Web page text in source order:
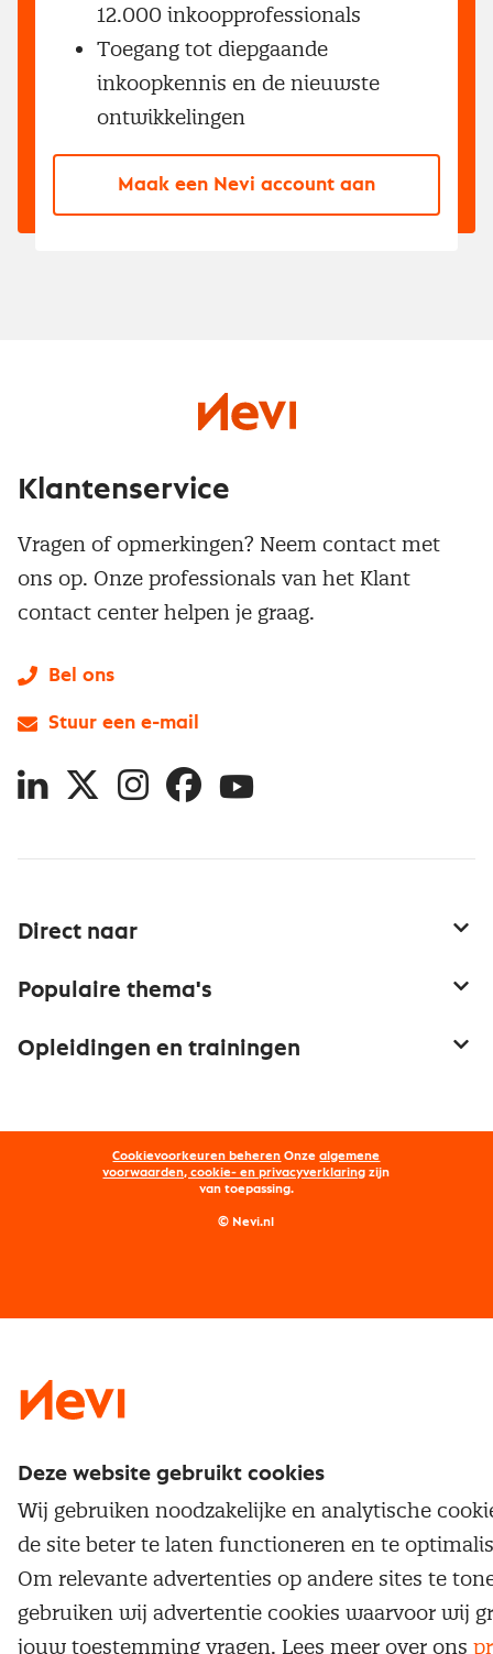
12.000 inkoopprofessionals
Toegang tot diepgaande
inkoopkennis en de nieuwste
ontwikkelingen
Maak een Nevi account aan
Direct naar
Netwerk en communities
Word lid van Nevi
Nevi PMI®
Populaire thema's
Onderhandelen
Opleidingen en trainingen
Opleidingen
Maatwerk
Nevi 2
Klantenservice
Vragen of opmerkingen? Neem contact met
ons op. Onze professionals van het Klant
contact center helpen je graag.
Bel ons
Stuur een e-mail
LinkedIn
X InstagramFacebookYouTube
Cookievoorkeuren beheren Onzealgemene
voorwaarden, cookie- en privacyverklaring zijn
van toepassing.
© Nevi.nl
Deze website gebruikt cookies
Wij gebruiken noodzakelijke en analytische
de site beter te laten functioneren en te
Om relevante advertenties op andere sites te
gebruiken wij advertentie cookies waarvoor wij
jouw toestemming vragen. Lees meer over ons